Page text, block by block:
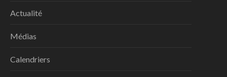
Actualité
Médias
Calendriers